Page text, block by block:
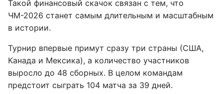
Такой финансовый скачок связан с тем, что
ЧМ-2026 станет самым длительным и масштабным
в истории.
Турнир впервые примут сразу три страны (США,
Канада и Мексика), а количество участников
выросло до 48 сборных. В целом командам
предстоит сыграть 104 матча за 39 дней.